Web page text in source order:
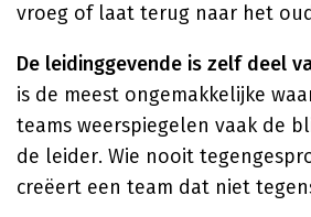
vroeg of laat terug naar het
De leidinggevende is zelf deel
is de meest ongemakkelijke
teams weerspiegelen vaak de
de leider. Wie nooit
creëert een team dat niet